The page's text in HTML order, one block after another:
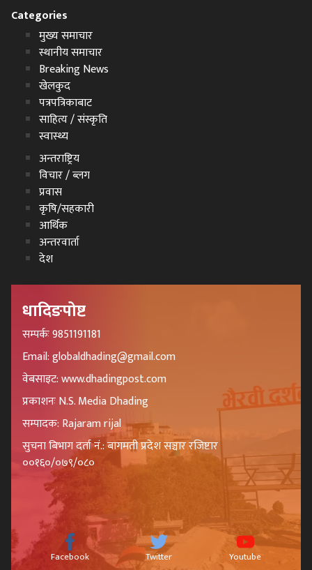
Categories
मुख्य समाचार
स्थानीय समाचार
Breaking News
खेलकुद
पत्रपत्रिकाबाट
साहित्य / संस्कृति
स्वास्थ्य
अन्तराष्ट्रिय
विचार / ब्लग
प्रवास
कृषि/सहकारी
आर्थिक
अन्तरवार्ता
देश
धादिङपोष्ट
सम्पर्कः 9851191181
Email: globaldhading@gmail.com
वेबसाइट: www.dhadingpost.com
प्रकाशनः N.S. Media Dhading
सम्पादक: Rajaram rijal
सुचना बिभाग दर्ता नं.: बागमती प्रदेश सञ्चार रजिष्टार
००१६०/०७९/०८०
Facebook Twitter Youtube